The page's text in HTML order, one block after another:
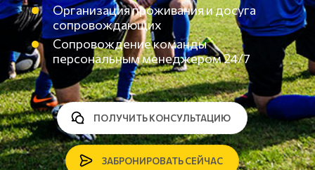
Организация проживания и досуга
сопровождающих
Сопровождение команды
персональным менеджером 24/7
ЗАБРОНИРОВАТЬ СЕЙЧАС
ПОЛУЧИТЬ КОНСУЛЬТАЦИЮ